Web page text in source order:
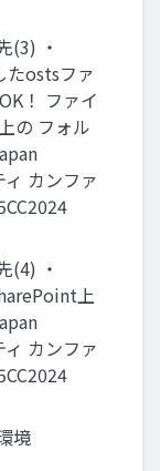
(3) ・
たostsファ
！ ファイ
の フォル
カンファ
(4) ・
上
カンファ
境